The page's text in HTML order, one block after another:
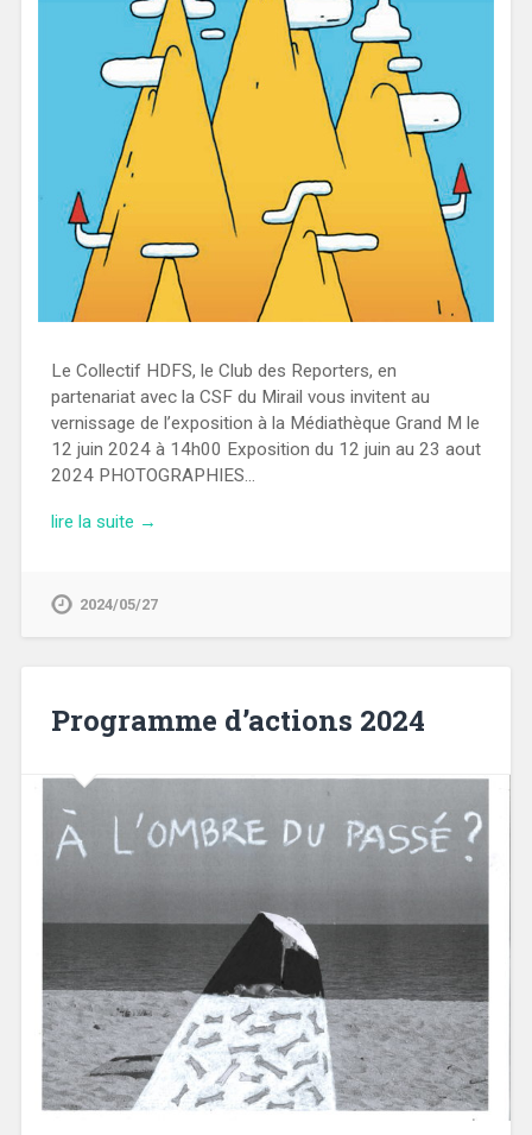
Le Collectif HDFS, le Club des Reporters, en
partenariat avec la CSF du Mirail vous invitent au
vernissage de l’exposition à la Médiathèque Grand M le
12 juin 2024 à 14h00 Exposition du 12 juin au 23 aout
2024 PHOTOGRAPHIES…
lire la suite →
2024/05/27
Programme d’actions 2024